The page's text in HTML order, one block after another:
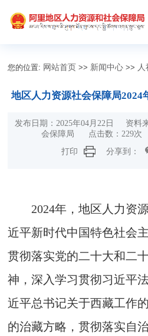
您的位置: 网站首页 >> 新闻中心 >>
地区人力资源社会保障局2024
发布日期：2025年04月22日 资料
会保障局 点击数： 229次
打印
分享到：
2024年，地区人力资
近平新时代中国特色社会
贯彻落实党的二十大和二
神，深入学习贯彻习近平
近平总书记关于西藏工作
的治藏方略，贯彻落实自